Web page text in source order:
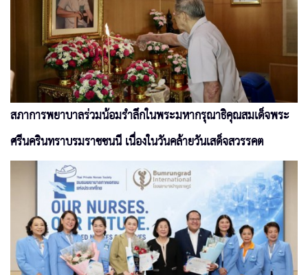
สภาการพยาบาลร่วมน้อมรำลึกในพระมหากรุณาธิคุณสมเด็จพระ
ศรีนครินทราบรมราชชนนี เนื่องในวันคล้ายวันเสด็จสวรรคต